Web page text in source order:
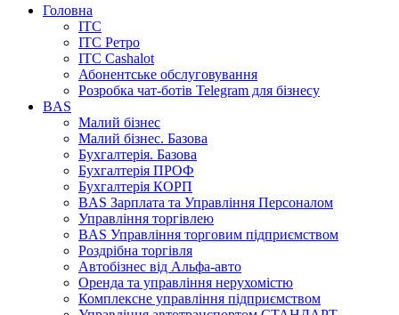
Головна
ІТС
ІТС Ретро
ІТС Cashalot
Абонентське обслуговування
Розробка чат-ботів Telegram для бізнесу
BAS
Малий бізнес
Малий бізнес. Базова
Бухгалтерія. Базова
Бухгалтерія ПРОФ
Бухгалтерія КОРП
BAS Зарплата та Управління Персоналом
Управління торгівлею
BAS Управління торговим підприємством
Роздрібна торгівля
Автобізнес від Альфа-авто
Оренда та управління нерухомістю
Комплексне управління підприємством